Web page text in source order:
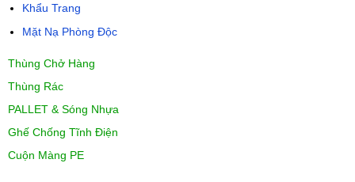
Khẩu Trang
Mặt Nạ Phòng Độc
Thùng Chở Hàng
Thùng Rác
PALLET & Sóng Nhựa
Ghế Chống Tĩnh Điện
Cuộn Màng PE